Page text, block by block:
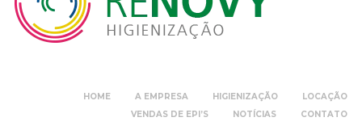
HOME A EMPRESA HIGIENIZAÇÃO
LOCAÇÃO
VENDAS DE EPI’S
NOTÍCIAS CONTATO